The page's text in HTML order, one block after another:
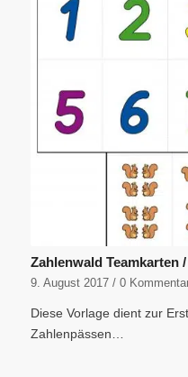
Zahlenwald Teamkarten
9. August 2017 / 0
Diese Vorlage dient zur
Zahlenpässen…